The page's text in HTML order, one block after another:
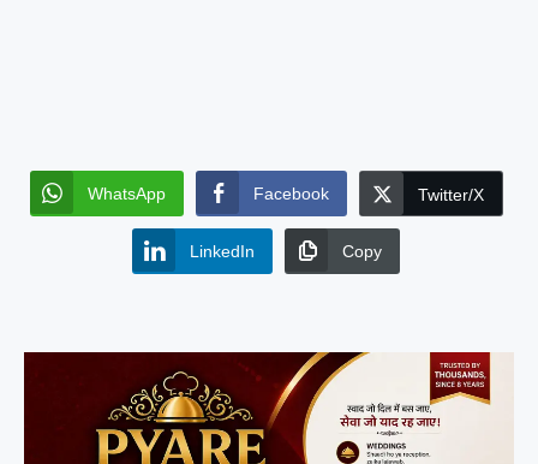
WhatsApp Facebook Twitter/X
LinkedIn Copy